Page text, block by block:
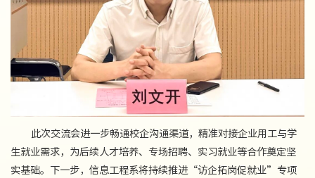
此次交流会进一步畅通校企沟通渠道，精准对接企业用工与学
生就业需求，为后续人才培养、专场招聘、实习就业等合作奠定坚
实基础。下一步，信息工程系将持续推进“访企拓岗促就业”专项